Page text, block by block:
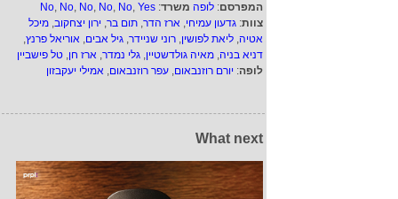
המפרסם: לופה משרד:
No, No, No, No, No, Yes
צוות: גדעון עמיחי, ארז הדר, תום בר, ירון יצחקוב, מיכל
אטיה, ליאת לפושין, רוני שניידר, גיל אבים, אוריאל פרנץ,
דניא בניה, מאיה גולדשטיין, גלי נמדר, ארז חן, טל פישביין
לופה: יורם רוזנבאום, עפר רוזנבאום, אמילי יעקבזון
What next